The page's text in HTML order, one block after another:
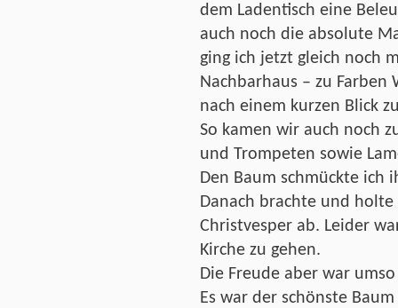
dem Ladentisch eine
auch noch die absolute
ging ich jetzt gleich noch
Nachbarhaus – zu Farben
nach einem kurzen Blick
So kamen wir auch noch
und Trompeten sowie
Den Baum schmückte ich
Danach brachte und
Christvesper ab. Leider
Kirche zu gehen.
Die Freude aber war
Es war der schönste